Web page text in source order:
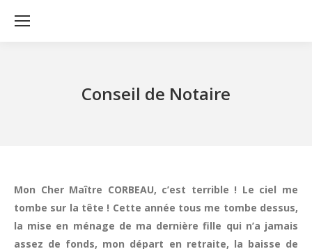
Conseil de Notaire
Mon Cher Maître CORBEAU, c’est terrible ! Le ciel me
tombe sur la tête ! Cette année tous me tombe dessus,
la mise en ménage de ma dernière fille qui n’a jamais
assez de fonds, mon départ en retraite, la baisse de